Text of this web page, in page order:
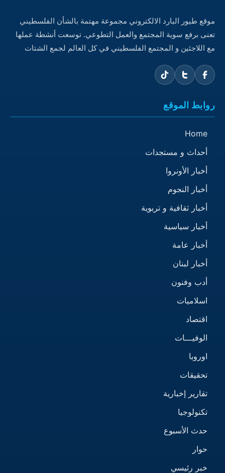
موقع طيور البارد الالكتروني مجموعة مهتمة بالشأن الفلسطيني
تعنى برفع سوية المجتمع والعمل التطوعي. توسعت أنشطة عملها
مع اللاجئين و المجتمع الفلسطيني في كل العالم لجمع الشتات
روابط الموقع
Home
أحداث و مستجدات
أخبار الأونروا
أخبار النجوم
أخبار ثقافية و تربوية
أخبار سياسية
أخبار عامة
أخبار لبنان
أدب وفنون
اسلاميات
اقتصاد
الوفيـــات
اوروبا
تحقيقات
تقارير إخبارية
تكنولوجيا
حدث الأسبوع
حوار
خبر رئيسي